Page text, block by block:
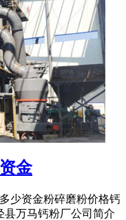
金
少资金粉碎磨粉价格钙
县万马钙粉厂公司简介